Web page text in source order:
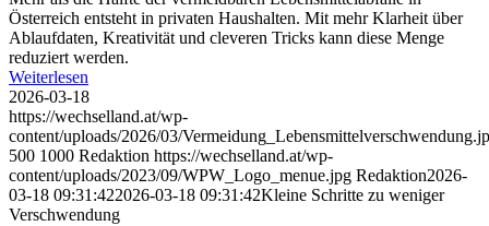
Österreich entsteht in privaten Haushalten. Mit mehr Klarheit über
Ablaufdaten, Kreativität und cleveren Tricks kann diese Menge
reduziert werden.
Weiterlesen
2026-03-18
https://wechselland.at/wp-
content/uploads/2026/03/
500 1000 Redaktion https://wechselland.at/wp-
content/uploads/2023/09/WPW_Logo_menue.jpg Redaktion2026-
03-18 09:31:422026-03-18 09:31:42Kleine Schritte zu weniger
Verschwendung